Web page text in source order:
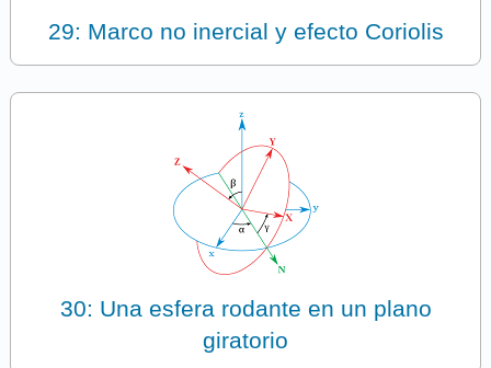
29: Marco no inercial y efecto Coriolis
30: Una esfera rodante en un plano
giratorio